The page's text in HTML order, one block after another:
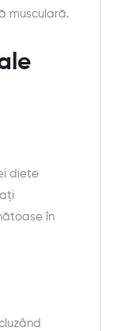
musculară.
diete
în